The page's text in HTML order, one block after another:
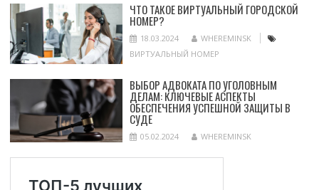
ЧТО ТАКОЕ ВИРТУАЛЬНЫЙ ГОРОДСКОЙ
НОМЕР?
18.03.2024
WHEREMINSK
ВИРТУАЛЬНЫЙ НОМЕР
ВЫБОР АДВОКАТА ПО УГОЛОВНЫМ
ДЕЛАМ: КЛЮЧЕВЫЕ АСПЕКТЫ
ОБЕСПЕЧЕНИЯ УСПЕШНОЙ ЗАЩИТЫ В
СУДЕ
05.02.2024 WHEREMINSK